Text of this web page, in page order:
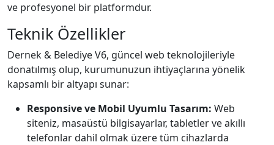
ve profesyonel bir platformdur.
Teknik Özellikler
Dernek & Belediye V6, güncel web teknolojileriyle
donatılmış olup, kurumunuzun ihtiyaçlarına yönelik
kapsamlı bir altyapı sunar:
Responsive ve Mobil Uyumlu Tasarım: Web
siteniz, masaüstü bilgisayarlar, tabletler ve akıllı
telefonlar dahil olmak üzere tüm cihazlarda